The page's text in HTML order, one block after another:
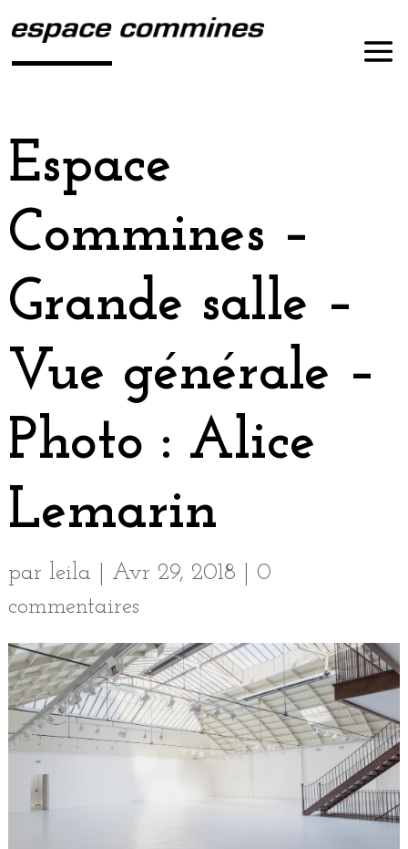
Espace
Commines –
Grande salle –
Vue générale –
Photo : Alice
Lemarin
par leila Avr 29, 2018
0
commentaires